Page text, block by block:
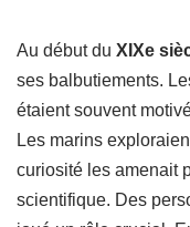
Au début du XIXe
ses balbutiements.
étaient souvent
Les marins
curiosité les amenait
scientifique. Des